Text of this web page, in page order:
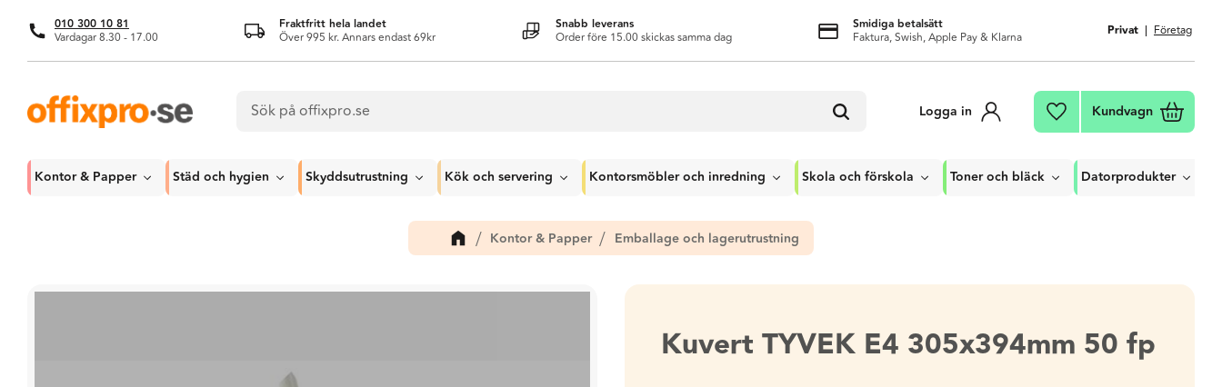
010 300 10 81
Vardagar 8.30 - 17.00
Fraktfritt hela landet
Över 995 kr. Annars endast 69kr
Snabb leverans
Order före 15.00 skickas samma dag
Smidiga betalsätt
Faktura, Swish, Apple Pay & Klarna Privat Företag
Logga in Favoriter
Kundvagn
Kontor & Papper Städ och hygien Skyddsutrustning Kök och servering Kontorsmöbler och inredning Skola och förskola Toner och bläck Datorprodukter
Kontor & Papper Emballage och lagerutrustning
Kuvert TYVEK E4 305x394mm 50 fp